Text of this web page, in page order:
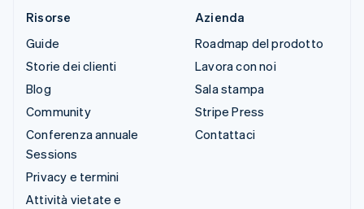
Risorse
Guide
Storie dei clienti
Blog
Community
Conferenza annuale
Sessions
Privacy e termini
Attività vietate e
Azienda
Roadmap del prodotto
Lavora con noi
Sala stampa
Stripe Press
Contattaci